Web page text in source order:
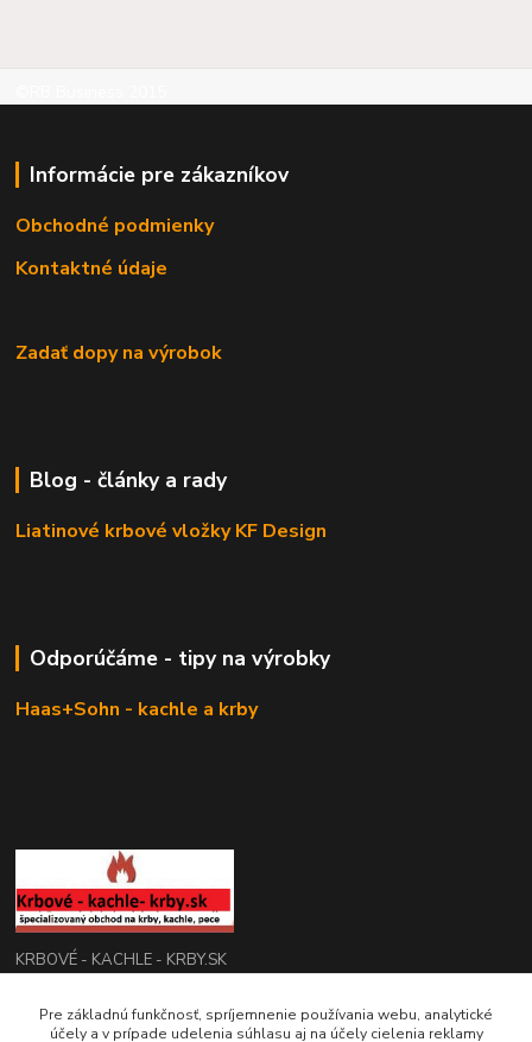
Informácie pre zákazníkov
Obchodné podmienky
Kontaktné údaje
Zadať dopy na výrobok
Blog - články a rady
Liatinové krbové vložky KF Design
Odporúčáme - tipy na výrobky
Haas+Sohn - kachle a krby
KRBOVÉ - KACHLE - KRBY.SK
0949 476 255
Pre základnú funkčnosť, spríjemnenie používania webu, analytické
účely a v prípade udelenia súhlasu aj na účely cielenia reklamy